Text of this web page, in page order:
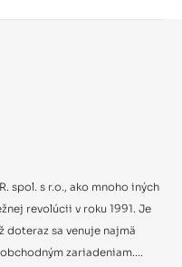
spol. s r.o., ako mnoho iných
revolúcii v roku 1991. Je
doteraz sa venuje najmä
zariadeniam....